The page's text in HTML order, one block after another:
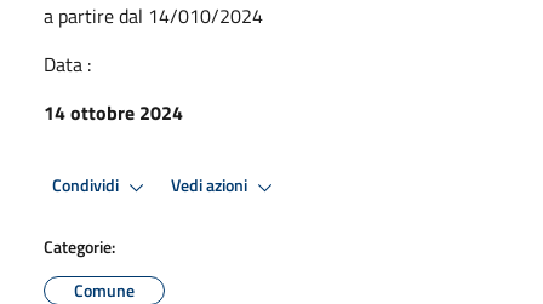
a partire dal 14/010/2024
Data :
14 ottobre 2024
Condividi Vedi azioni
Categorie:
Comune